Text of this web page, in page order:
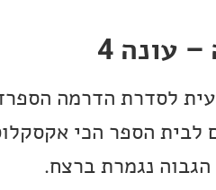
עונה 4
לסדרת הדרמה
לבית הספר הכי
נגמרת ברצח.